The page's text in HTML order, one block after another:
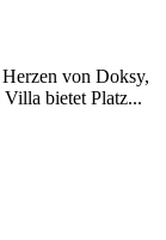
von Doksy,
bietet Platz...